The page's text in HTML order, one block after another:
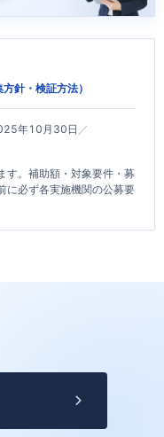
方針・検証方法）
年10月30日 ／
す。補助額・対象要件・募
に必ず各実施機関の公募要